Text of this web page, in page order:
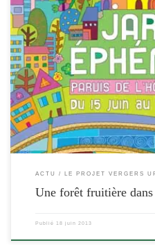
[…]
ACTU LE PROJET VERGERS
Une forêt fruitière
Publié 18 juin 2013